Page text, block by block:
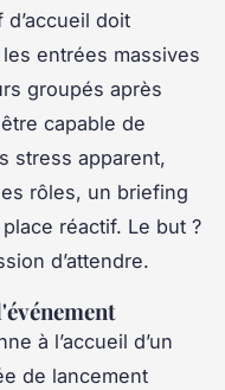
doit
entrées massives
groupés après
capable de
stress apparent,
rôles, un briefing
réactif. Le but ?
d’attendre.
à l’accueil d’un
de lancement